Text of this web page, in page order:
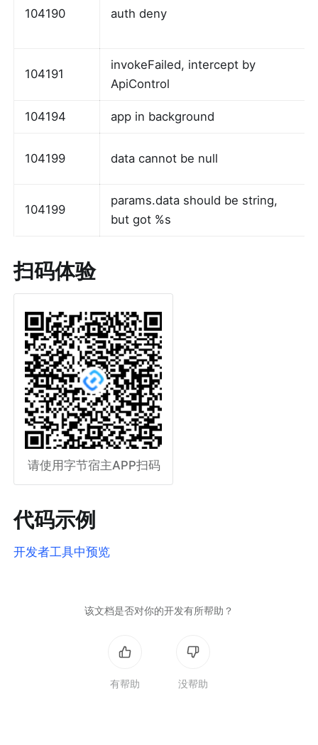
104190 auth deny
104191
invokeFailed, intercept by
ApiControl
104194 app in background
104199 data cannot be null
104199
params.data should be string,
but got %s
扫码体验
请使用字节宿主APP扫码
代码示例
开发者工具中预览
该文档是否对你的开发有所帮助？
有帮助 没帮助